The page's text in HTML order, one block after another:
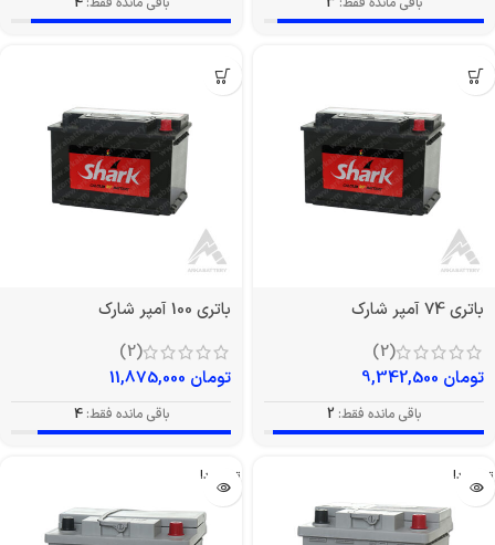
باتری 74 آمپر شارک
(2)
تومان
باقی مانده فقط: 2
باتری 100 آمپر شارک
(2)
تومان
باقی مانده فقط: 4
تمام شد! تمام شد!